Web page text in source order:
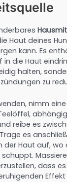
Haut deines
kann. Es
in die Haut
halten,
zu
nimm
reibe es
es
der Haut auf, wo
dass